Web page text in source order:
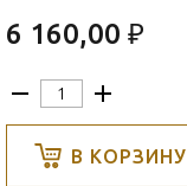
6 160,00 ₽
В КОРЗИНУ